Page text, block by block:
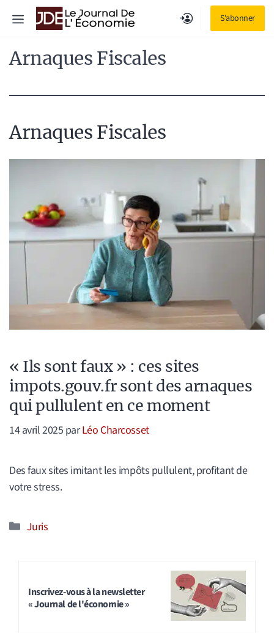
S'abonner
Menu
Arnaques Fiscales
Arnaques Fiscales
« Ils sont faux » : ces sites
impots.gouv.fr sont des arnaques
qui pullulent en ce moment
14 avril 2025 parLéo Charcosset
Des faux sites imitant les impôts pullulent, profitant de
votre stress.
Catégories
Juris
Inscrivez-vous à la newsletter
« Journal de l'économie »